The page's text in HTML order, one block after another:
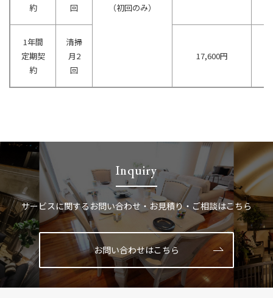
（初回のみ）
約
回
1年間
定期契
約
清掃
月2
回
17,600円
Inquiry
サービスに関するお問い合わせ・お見積り・ご相談はこちら
お問い合わせはこちら